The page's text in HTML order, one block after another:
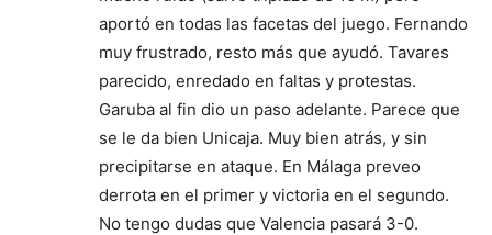
aportó en todas las facetas del juego. Fernando
muy frustrado, resto más que ayudó. Tavares
parecido, enredado en faltas y protestas.
Garuba al fin dio un paso adelante. Parece que
se le da bien Unicaja. Muy bien atrás, y sin
precipitarse en ataque. En Málaga preveo
derrota en el primer y victoria en el segundo.
No tengo dudas que Valencia pasará 3-0.